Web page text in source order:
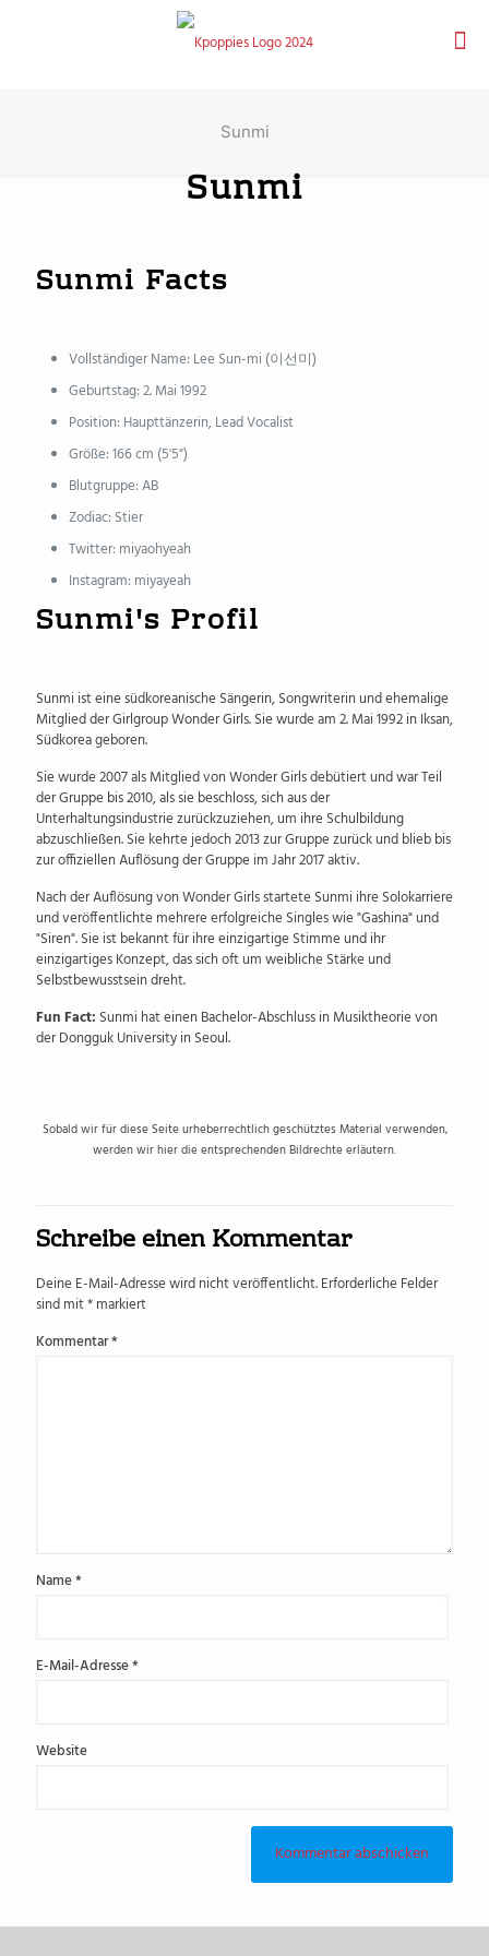
Sunmi
Sunmi
Sunmi Facts
Vollständiger Name: Lee Sun-mi (이선미)
Geburtstag: 2. Mai 1992
Position: Haupttänzerin, Lead Vocalist
Größe: 166 cm (5'5")
Blutgruppe: AB
Zodiac: Stier
Twitter: miyaohyeah
Instagram: miyayeah
Sunmi's Profil
Sunmi ist eine südkoreanische Sängerin, Songwriterin und ehemalige
Mitglied der Girlgroup Wonder Girls. Sie wurde am 2. Mai 1992 in Iksan,
Südkorea geboren.
Sie wurde 2007 als Mitglied von Wonder Girls debütiert und war Teil
der Gruppe bis 2010, als sie beschloss, sich aus der
Unterhaltungsindustrie zurückzuziehen, um ihre Schulbildung
abzuschließen. Sie kehrte jedoch 2013 zur Gruppe zurück und blieb bis
zur offiziellen Auflösung der Gruppe im Jahr 2017 aktiv.
Nach der Auflösung von Wonder Girls startete Sunmi ihre Solokarriere
und veröffentlichte mehrere erfolgreiche Singles wie "Gashina" und
"Siren". Sie ist bekannt für ihre einzigartige Stimme und ihr
einzigartiges Konzept, das sich oft um weibliche Stärke und
Selbstbewusstsein dreht.
Fun Fact: Sunmi hat einen Bachelor-Abschluss in Musiktheorie von
der Dongguk University in Seoul.
Sobald wir für diese Seite urheberrechtlich geschütztes Material verwenden,
werden wir hier die entsprechenden Bildrechte erläutern.
Schreibe einen Kommentar
Deine E-Mail-Adresse wird nicht veröffentlicht.Erforderliche Felder
sind mit*markiert
Kommentar*
Name*
E-Mail-Adresse*
Website